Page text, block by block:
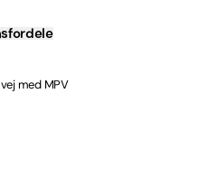
med MPV